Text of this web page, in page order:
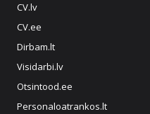
CV.lv
CV.ee
Dirbam.lt
Visidarbi.lv
Otsintood.ee
Personaloatrankos.lt